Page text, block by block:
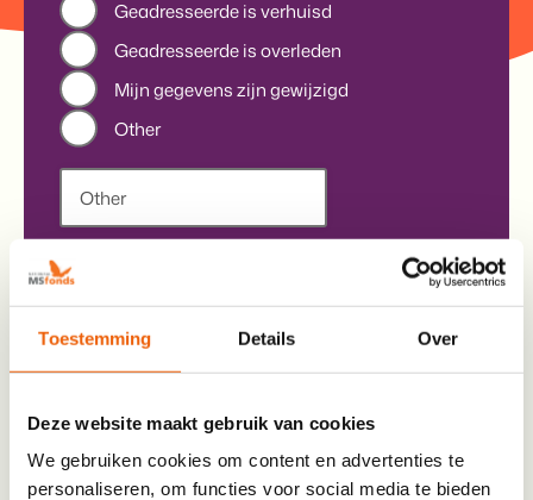
Toestemming Details Over
Deze website maakt gebruik van cookies
We gebruiken cookies om content en advertenties te
personaliseren, om functies voor social media te bieden
Geadresseerde is verhuisd
Geadresseerde is overleden
Mijn gegevens zijn gewijzigd
Other
Ik wil minder post ontvangen
3 keer per jaar
2 keer per jaar
E-mailadres